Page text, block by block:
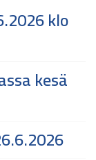
klo
kesä